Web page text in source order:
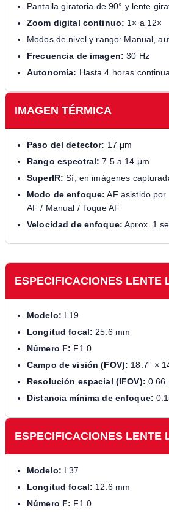
Pantalla giratoria de 90° y lente
Zoom digital continuo: 1× a 12×
Modos de nivel y rango: Manual,
Frecuencia de imagen: 30 Hz
Autonomía: Hasta 4 horas
IMAGEN TÉRMICA
Paso del detector: 17 μm
Rango espectral: 7.5 a 14 μm
SuperIR: Sí, en imágenes
Modo de enfoque: AF asistido por
AF / Manual / Toque AF
Velocidad de enfoque: Aprox. 1
ESPECIFICACIONES LENTE
Modelo: L19
Longitud focal: 25.6 mm
Número F: F1.0
Campo de visión (FOV): 18.7° ×
Resolución espacial (IFOV): 0.66
Distancia mínima de enfoque:
ESPECIFICACIONES LENTE
Modelo: L37
Longitud focal: 12.6 mm
Número F: F1.0